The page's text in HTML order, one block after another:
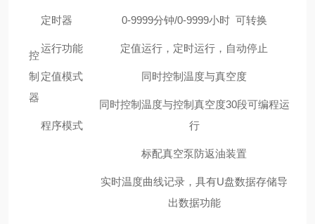
控
制
器
定时器 0-9999分钟/0-9999小时 可转换
运行功能 定值运行，定时运行，自动停止
定值模式 同时控制温度与真空度
程序模式
同时控制温度与控制真空度30段可编程运
行
标配真空泵防返油装置
实时温度曲线记录，具有U盘数据存储导
出数据功能